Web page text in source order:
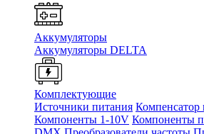
Аккумуляторы
Аккумуляторы DELTA
Комплектующие
Источники питания Компенсатор
Компоненты 1-10V Компоненты